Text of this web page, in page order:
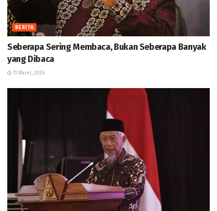
BERITA
Seberapa Sering Membaca, Bukan Seberapa Banyak
yang Dibaca
11 Maret, 2026